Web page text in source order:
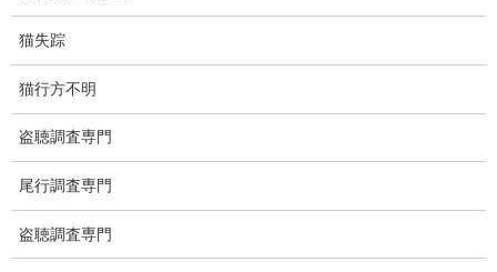
いじめ・子供の虐待
別れさせ屋
盗聴調査
猫失踪
猫行方不明
盗聴調査専門
尾行調査専門
盗聴調査専門